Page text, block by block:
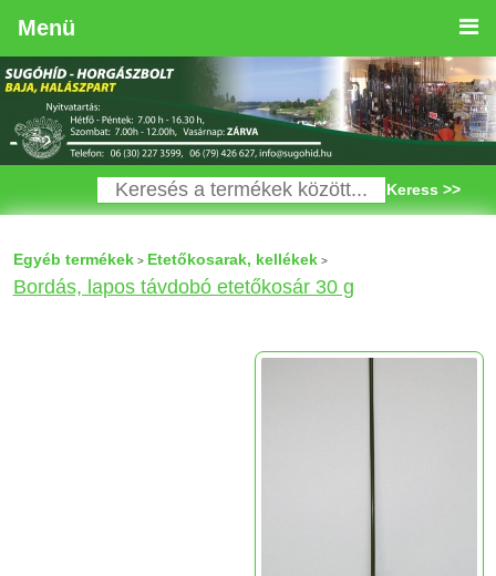
Menü
Keress >>
Egyéb termékek> Etetőkosarak, kellékek>
Bordás, lapos távdobó etetőkosár 30 g